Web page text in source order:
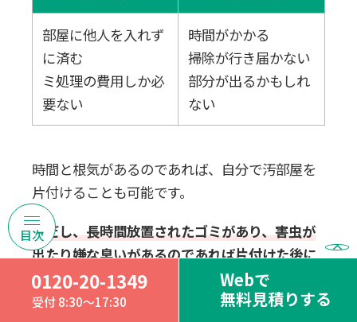
0120-20-1349
受付 8:30～17:30
Webで
無料見積りする
部屋に他人を入れず
に済む
ミ処理の費用しか必
要ない
時間がかかる
掃除が行き届かない
部分が出るかもしれ
ない
時間と根気があるのであれば、自分で汚部屋を
片付けることも可能です。
ただし、長時間放置されたゴミがあり、害虫が
出たり嫌な臭いがあるのであれば片付けた後に
清掃業者を呼んだ方がいいでしょう。